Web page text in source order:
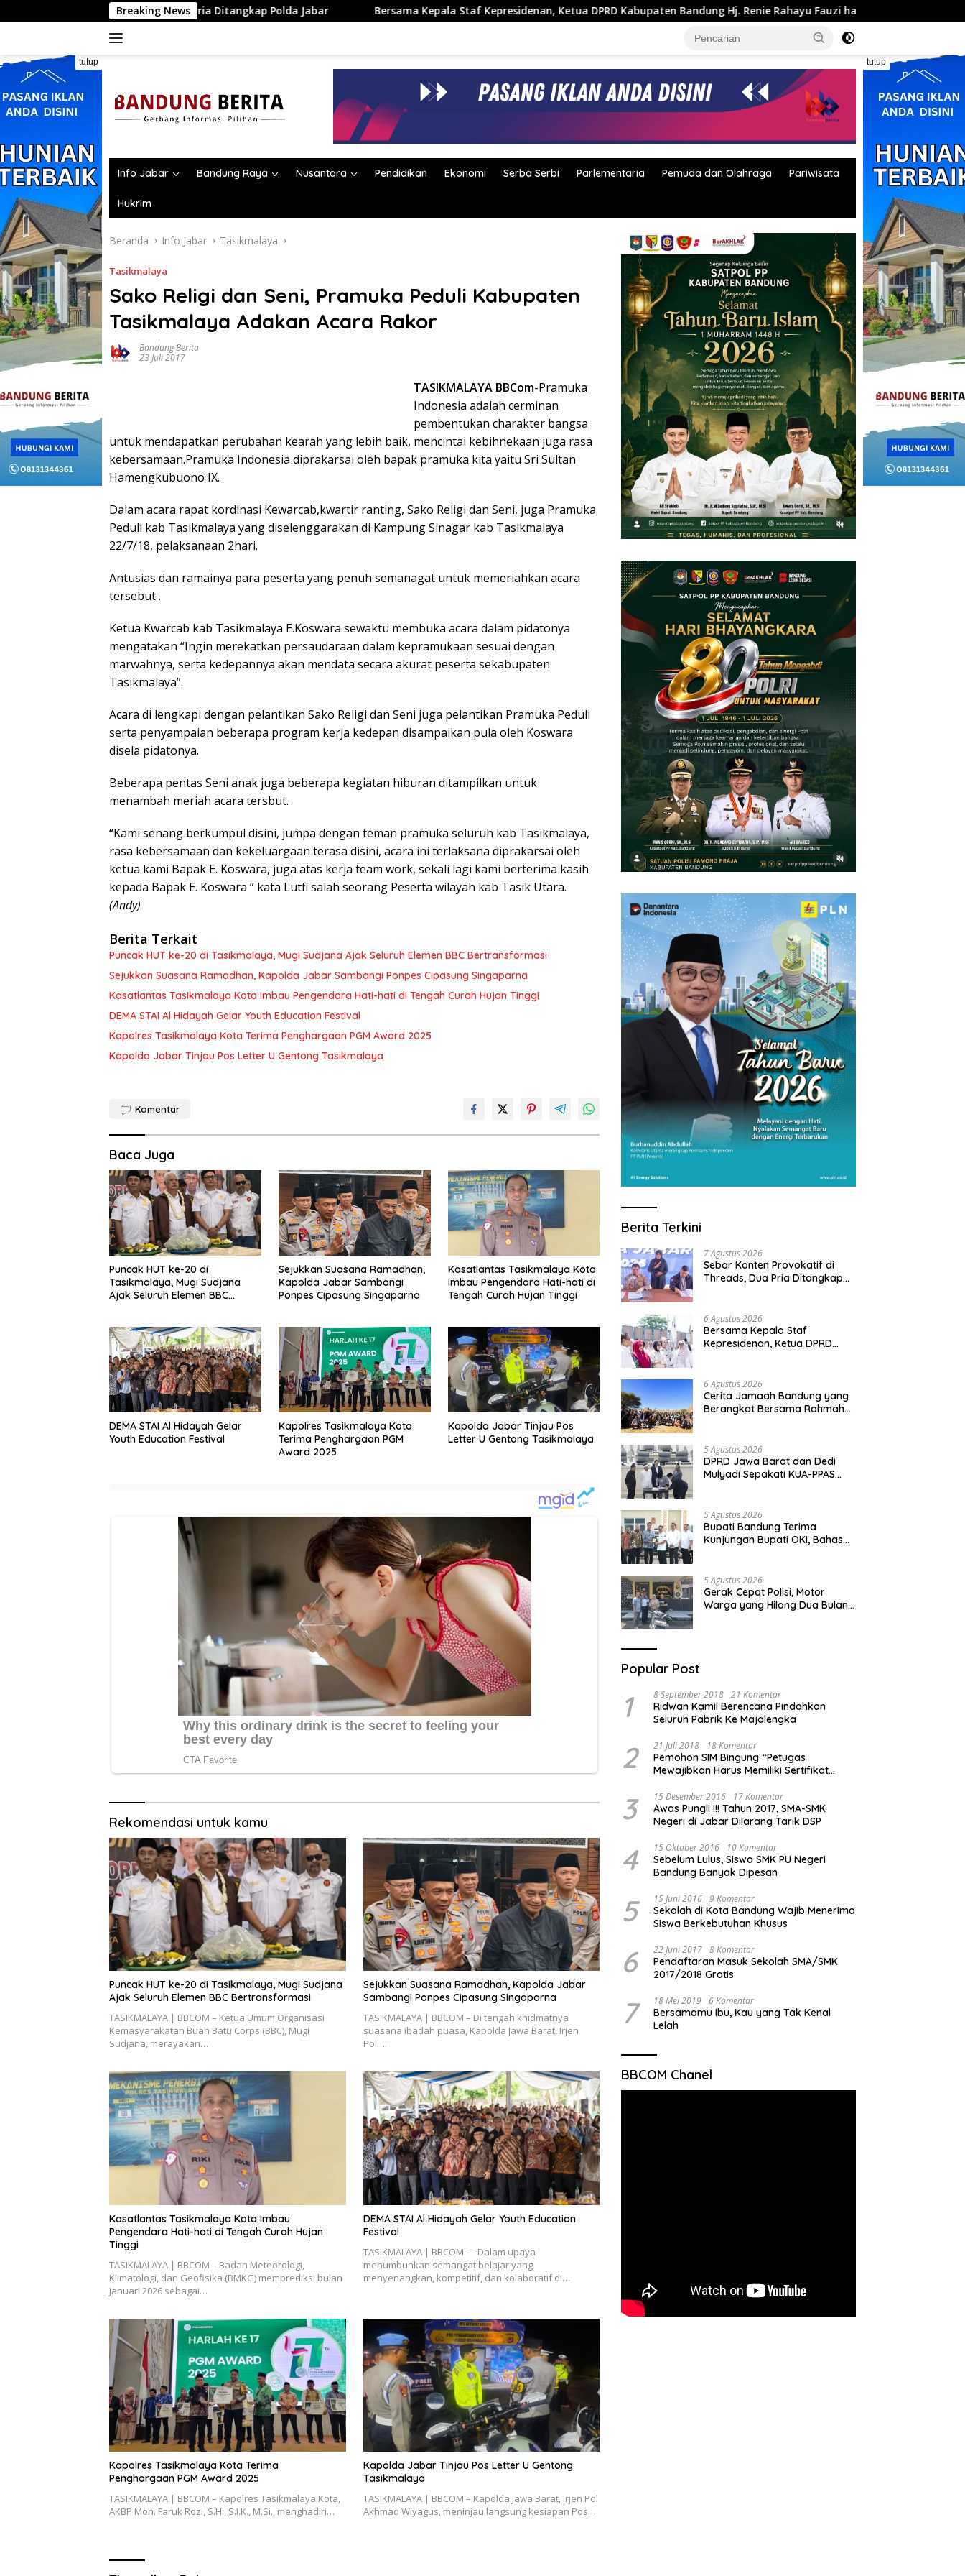
ke
Breaking News
Dua Pria Ditangkap Polda Jabar Bersama Kepala Staf Kepresidenan, Ketua DPRD Kabupaten Bandung Hj. Renie Rahayu Fauzi hadiri MPLS Sekolah Rakyat Terintegrasi
tutup tutup
Info Jabar Bandung Raya Nusantara Pendidikan Ekonomi Serba Serbi Parlementaria Pemuda dan Olahraga Pariwisata
Hukrim
Beranda Info Jabar Tasikmalaya
Tasikmalaya
Sako Religi dan Seni, Pramuka Peduli Kabupaten
Tasikmalaya Adakan Acara Rakor
Bandung Berita
23 Juli 2017
TASIKMALAYA BBCom-Pramuka
Indonesia adalah cerminan
pembentukan charakter bangsa
untuk mendapatkan perubahan kearah yang lebih baik, mencintai kebihnekaan juga rasa
kebersamaan.Pramuka Indonesia diprakarsai oleh bapak pramuka kita yaitu Sri Sultan
Hamengkubuono IX.
Dalam acara rapat kordinasi Kewarcab,kwartir ranting, Sako Religi dan Seni, juga Pramuka
Peduli kab Tasikmalaya yang diselenggarakan di Kampung Sinagar kab Tasikmalaya
22/7/18, pelaksanaan 2hari.
Antusias dan ramainya para peserta yang penuh semanagat untuk memeriahkan acara
tersebut .
Ketua Kwarcab kab Tasikmalaya E.Koswara sewaktu membuka acara dalam pidatonya
mengatakan “Ingin merekatkan persaudaraan dalam kepramukaan sesuai dengan
marwahnya, serta kedepannya akan mendata secara akurat peserta sekabupaten
Tasikmalaya”.
Acara di lengkapi dengan pelantikan Sako Religi dan Seni juga pelantikan Pramuka Peduli
serta penyampaian beberapa program kerja kedepan disampaikan pula oleh Koswara
disela pidatonya.
Beberapa pentas Seni anak juga beberapa kegiatan hiburan ditampilkan untuk
menambah meriah acara tersbut.
“Kami senang berkumpul disini, jumpa dengan teman pramuka seluruh kab Tasikmalaya,
rasa kebersamaan dan kekeluargaan terasa disini, acara ini terlaksana diprakarsai oleh
ketua kami Bapak E. Koswara, juga atas kerja team work, sekali lagi kami berterima kasih
kepada Bapak E. Koswara ” kata Lutfi salah seorang Peserta wilayah kab Tasik Utara.
(Andy)
Berita Terkait
Puncak HUT ke-20 di Tasikmalaya, Mugi Sudjana Ajak Seluruh Elemen BBC Bertransformasi
Sejukkan Suasana Ramadhan, Kapolda Jabar Sambangi Ponpes Cipasung Singaparna
Kasatlantas Tasikmalaya Kota Imbau Pengendara Hati-hati di Tengah Curah Hujan Tinggi
DEMA STAI Al Hidayah Gelar Youth Education Festival
Kapolres Tasikmalaya Kota Terima Penghargaan PGM Award 2025
Kapolda Jabar Tinjau Pos Letter U Gentong Tasikmalaya
Komentar
Baca Juga
Puncak HUT ke-20 di
Tasikmalaya, Mugi Sudjana
Ajak Seluruh Elemen BBC
Sejukkan Suasana Ramadhan,
Kapolda Jabar Sambangi
Ponpes Cipasung Singaparna
Kasatlantas Tasikmalaya Kota
Imbau Pengendara Hati-hati di
Tengah Curah Hujan Tinggi
DEMA STAI Al Hidayah Gelar
Youth Education Festival
Kapolres Tasikmalaya Kota
Terima Penghargaan PGM
Award 2025
Kapolda Jabar Tinjau Pos
Letter U Gentong Tasikmalaya
Rekomendasi untuk kamu
Puncak HUT ke-20 di Tasikmalaya, Mugi Sudjana
Ajak Seluruh Elemen BBC Bertransformasi
TASIKMALAYA | BBCOM – Ketua Umum Organisasi
Kemasyarakatan Buah Batu Corps (BBC), Mugi
Sudjana, merayakan…
Sejukkan Suasana Ramadhan, Kapolda Jabar
Sambangi Ponpes Cipasung Singaparna
TASIKMALAYA | BBCOM – Di tengah khidmatnya
suasana ibadah puasa, Kapolda Jawa Barat, Irjen
Pol….
Kasatlantas Tasikmalaya Kota Imbau
Pengendara Hati-hati di Tengah Curah Hujan
Tinggi
TASIKMALAYA | BBCOM – Badan Meteorologi,
Klimatologi, dan Geofisika (BMKG) memprediksi bulan
Januari 2026 sebagai…
DEMA STAI Al Hidayah Gelar Youth Education
Festival
TASIKMALAYA | BBCOM — Dalam upaya
menumbuhkan semangat belajar yang
menyenangkan, kompetitif, dan kolaboratif di…
Kapolres Tasikmalaya Kota Terima
Penghargaan PGM Award 2025
TASIKMALAYA | BBCOM – Kapolres Tasikmalaya Kota,
AKBP Moh. Faruk Rozi, S.H., S.I.K., M.Si., menghadiri…
Kapolda Jabar Tinjau Pos Letter U Gentong
Tasikmalaya
TASIKMALAYA | BBCOM – Kapolda Jawa Barat, Irjen Pol
Akhmad Wiyagus, meninjau langsung kesiapan Pos…
Berita Terkini
7 Agustus 2026
Sebar Konten Provokatif di
Threads, Dua Pria Ditangkap
6 Agustus 2026
Bersama Kepala Staf
Kepresidenan, Ketua DPRD
Sekolah Rakyat Terintegrasi
6 Agustus 2026
Cerita Jamaah Bandung yang
Berangkat Bersama Rahmah
5 Agustus 2026
DPRD Jawa Barat dan Dedi
Mulyadi Sepakati KUA-PPAS
5 Agustus 2026
Bupati Bandung Terima
Kunjungan Bupati OKI, Bahas
5 Agustus 2026
Gerak Cepat Polisi, Motor
Warga yang Hilang Dua Bulan
Popular Post
1 8 September 2018 21 Komentar
Ridwan Kamil Berencana Pindahkan
Seluruh Pabrik Ke Majalengka
2 21 Juli 2018 18 Komentar
Pemohon SIM Bingung “Petugas
Mewajibkan Harus Memiliki Sertifikat
3 15 Desember 2016 17 Komentar
Awas Pungli !!! Tahun 2017, SMA-SMK
Negeri di Jabar Dilarang Tarik DSP
4 15 Oktober 2016 10 Komentar
Sebelum Lulus, Siswa SMK PU Negeri
Bandung Banyak Dipesan
5 15 Juni 2016 9 Komentar
Sekolah di Kota Bandung Wajib Menerima
Siswa Berkebutuhan Khusus
6 22 Juni 2017 8 Komentar
Pendaftaran Masuk Sekolah SMA/SMK
2017/2018 Gratis
7 18 Mei 2019 6 Komentar
Bersamamu Ibu, Kau yang Tak Kenal
Lelah
BBCOM Chanel